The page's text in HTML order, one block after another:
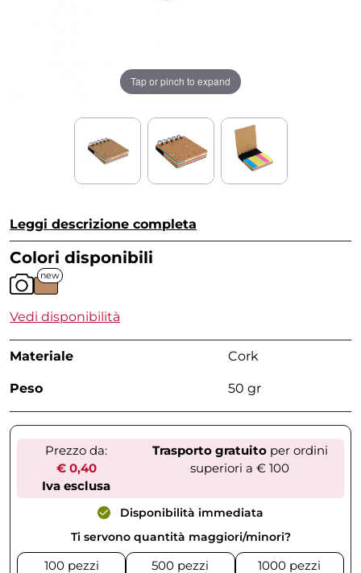
Tap or pinch to expand
Leggi descrizione completa
Colori disponibili
new
Vedi disponibilità
Materiale Cork
Peso 50 gr
Prezzo da:
€ 0,40
Iva esclusa
Trasporto gratuitoper ordini
superiori a € 100
Disponibilità immediata
Ti servono quantità maggiori/minori?
100 pezzi
500 pezzi
1000 pezzi